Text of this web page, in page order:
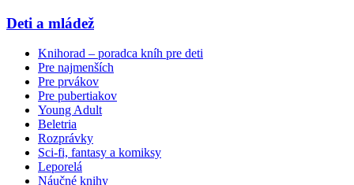
Deti a mládež
Knihorad – poradca kníh pre deti
Pre najmenších
Pre prvákov
Pre pubertiakov
Young Adult
Beletria
Rozprávky
Sci-fi, fantasy a komiksy
Leporelá
Náučné knihy